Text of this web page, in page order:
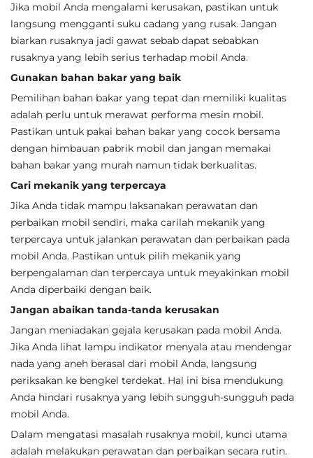
Jika mobil Anda mengalami kerusakan, pastikan untuk
langsung mengganti suku cadang yang rusak. Jangan
biarkan rusaknya jadi gawat sebab dapat sebabkan
rusaknya yang lebih serius terhadap mobil Anda.
Gunakan bahan bakar yang baik
Pemilihan bahan bakar yang tepat dan memiliki kualitas
adalah perlu untuk merawat performa mesin mobil.
Pastikan untuk pakai bahan bakar yang cocok bersama
dengan himbauan pabrik mobil dan jangan memakai
bahan bakar yang murah namun tidak berkualitas.
Cari mekanik yang terpercaya
Jika Anda tidak mampu laksanakan perawatan dan
perbaikan mobil sendiri, maka carilah mekanik yang
terpercaya untuk jalankan perawatan dan perbaikan pada
mobil Anda. Pastikan untuk pilih mekanik yang
berpengalaman dan terpercaya untuk meyakinkan mobil
Anda diperbaiki dengan baik.
Jangan abaikan tanda-tanda kerusakan
Jangan meniadakan gejala kerusakan pada mobil Anda.
Jika Anda lihat lampu indikator menyala atau mendengar
nada yang aneh berasal dari mobil Anda, langsung
periksakan ke bengkel terdekat. Hal ini bisa mendukung
Anda hindari rusaknya yang lebih sungguh-sungguh pada
mobil Anda.
Dalam mengatasi masalah rusaknya mobil, kunci utama
adalah melakukan perawatan dan perbaikan secara rutin.